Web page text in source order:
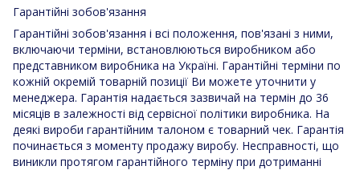
Гарантійні зобов'язання
Гарантійні зобов'язання і всі положення, пов'язані з ними,
включаючи терміни, встановлюються виробником або
представником виробника на Україні. Гарантійні терміни по
кожній окремій товарній позиції Ви можете уточнити у
менеджера. Гарантія надається зазвичай на термін до 36
місяців в залежності від сервісної політики виробника. На
деякі вироби гарантійним талоном є товарний чек. Гарантія
починається з моменту продажу виробу. Несправності, що
виникли протягом гарантійного терміну при дотриманні